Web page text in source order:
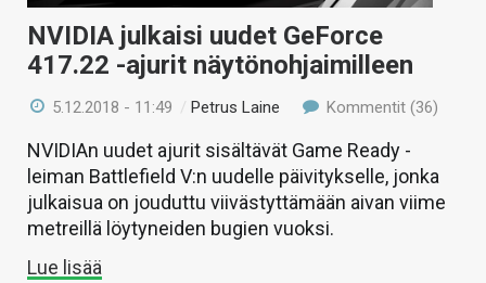
NVIDIA julkaisi uudet GeForce
417.22 -ajurit näytönohjaimilleen
5.12.2018 - 11:49 / Petrus Laine Kommentit (36)
NVIDIAn uudet ajurit sisältävät Game Ready -
leiman Battlefield V:n uudelle päivitykselle, jonka
julkaisua on jouduttu viivästyttämään aivan viime
metreillä löytyneiden bugien vuoksi.
Lue lisää